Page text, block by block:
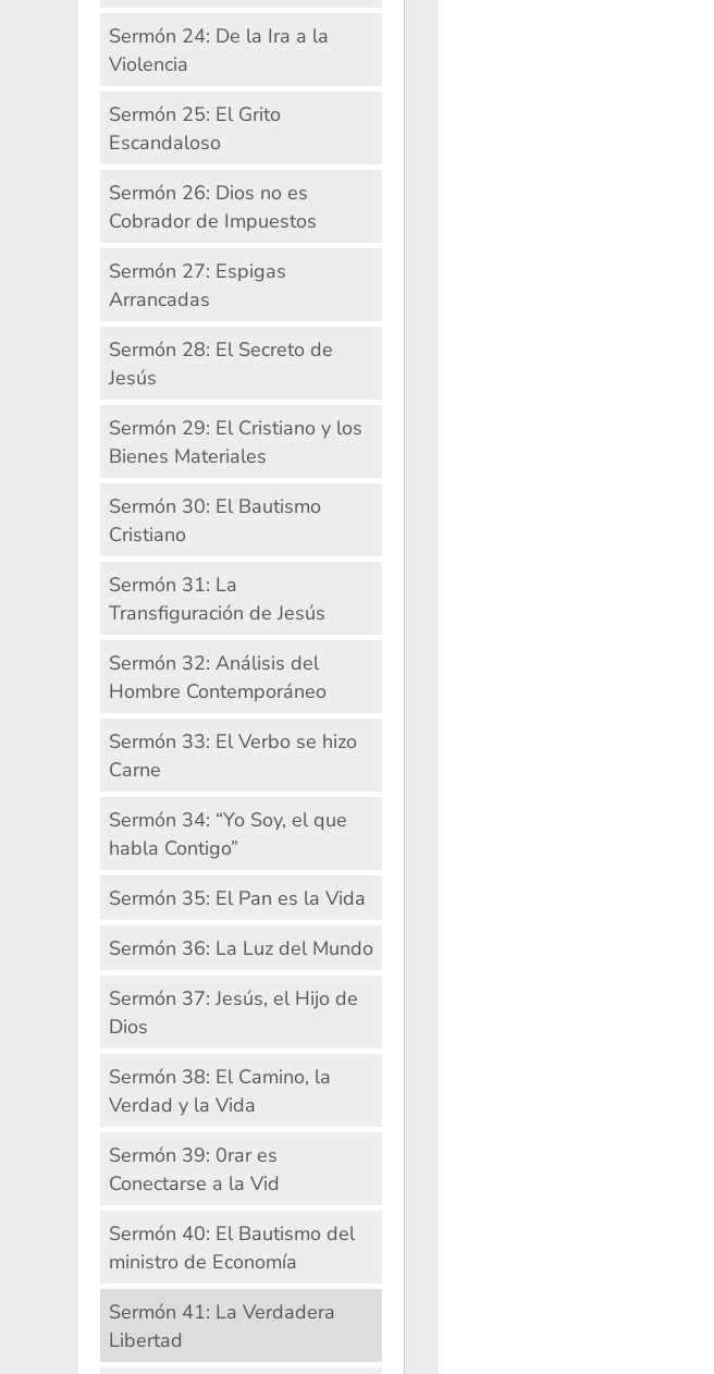
Sermón 24: De la Ira a la
Violencia
Sermón 25: El Grito
Escandaloso
Sermón 26: Dios no es
Cobrador de Impuestos
Sermón 27: Espigas
Arrancadas
Sermón 28: El Secreto de
Jesús
Sermón 29: El Cristiano y los
Bienes Materiales
Sermón 30: El Bautismo
Cristiano
Sermón 31: La
Transfiguración de Jesús
Sermón 32: Análisis del
Hombre Contemporáneo
Sermón 33: El Verbo se hizo
Carne
Sermón 34: “Yo Soy, el que
habla Contigo”
Sermón 35: El Pan es la Vida
Sermón 36: La Luz del Mundo
Sermón 37: Jesús, el Hijo de
Dios
Sermón 38: El Camino, la
Verdad y la Vida
Sermón 39: 0rar es
Conectarse a la Vid
Sermón 40: El Bautismo del
ministro de Economía
Sermón 41: La Verdadera
Libertad